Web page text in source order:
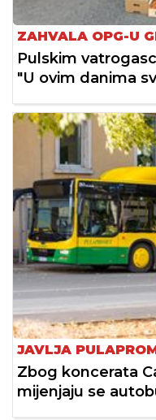
ZAHVALA OPG-U
Pulskim
"U ovim danima
JAVLJA
Zbog koncerata
mijenjaju se